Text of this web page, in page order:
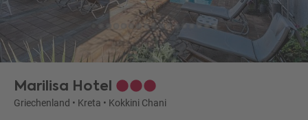
Marilisa Hotel
Griechenland • Kreta • Kokkini Chani